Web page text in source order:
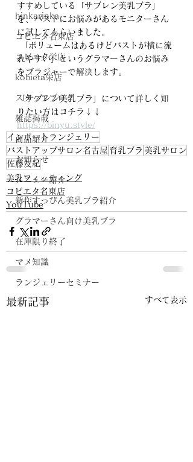
hinkarinka
コビエタ名東店
コビエタ栄店
kobieta栄店
スタッフブログ
雑誌掲載
商品紹介
お知らせ
メニュー紹介
新作すっぴん美乳ブラ紹介
グラマーさん向け美乳ブラ
在庫限り終了
マメ知識
ランジェリーセミナー
すすめしている「サブレン美乳ブラ」
を、バストにお悩みがあるモニターさん
に試してもらいました。
れやすい」というグラマーさんのお悩み
をブラジャーで解決します。
「サブレン美乳ブラ」について詳しく知
りたい方はコチラ↓↓
https://binyu.style/
インポートランジェリー
バストアップサロン名古屋 育乳ブラ 美乳サロン
佐藤友紀
美乳フィッティング
コビエタ名東店
YouTube
最新記事 すべて表示